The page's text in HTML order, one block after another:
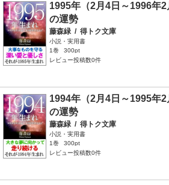
1995年（2月4日～1996年
の運勢
藤森緑 / 得トク文庫
小説・実用書
1巻
300pt
レビュー投稿数0件
1994年（2月4日～1995年
の運勢
藤森緑 / 得トク文庫
小説・実用書
1巻
300pt
レビュー投稿数0件